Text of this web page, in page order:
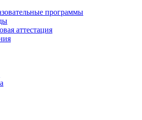
программы
аттестация